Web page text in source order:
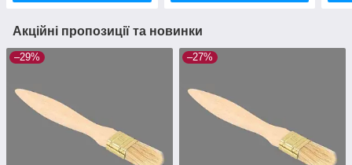
Акційні пропозиції та новинки
–29% –27%